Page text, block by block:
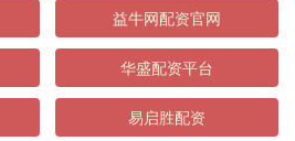
益牛网配资官网
华盛配资平台
易启胜配资